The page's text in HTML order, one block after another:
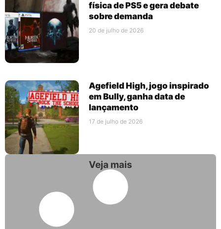
física de PS5 e gera debate
sobre demanda
20 de julho de 2026
Agefield High, jogo inspirado
em Bully, ganha data de
lançamento
17 de julho de 2026
Veja mais